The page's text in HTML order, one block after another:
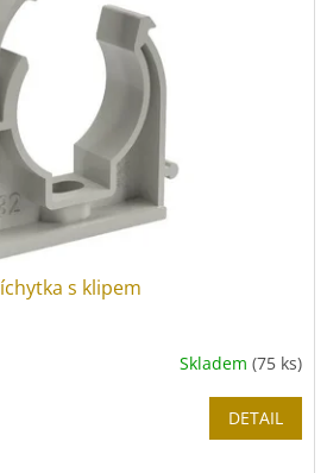
s klipem
Skladem (75 ks)
DETAIL